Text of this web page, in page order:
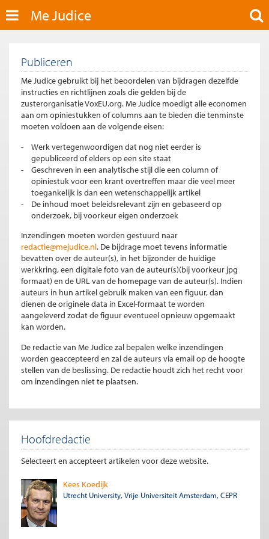
Me Judice
Publiceren
Me Judice gebruikt bij het beoordelen van bijdragen dezelfde
instructies en richtlijnen zoals die gelden bij de
zusterorganisatie VoxEU.org. Me Judice moedigt alle economen
aan om opiniestukken of columns aan te bieden die tenminste
moeten voldoen aan de volgende eisen:
Werk vertegenwoordigen dat nog niet eerder is
gepubliceerd of elders op een site staat
Geschreven in een analytische stijl die een column of
opiniestuk voor een krant overtreffen maar die veel meer
toegankelijk is dan een wetenschappelijk artikel
De inhoud moet beleidsrelevant zijn en gebaseerd op
onderzoek, bij voorkeur eigen onderzoek
Inzendingen moeten worden gestuurd naar
redactie@mejudice.nl. De bijdrage moet tevens informatie
bevatten over de auteur(s), in het bijzonder de huidige
werkkring, een digitale foto van de auteur(s)(bij voorkeur jpg
formaat) en de URL van de homepage van de auteur(s). Indien
auteurs in hun artikel gebruik maken van een figuur, dan
dienen de originele data in Excel-formaat te worden
aangeleverd zodat de figuur eventueel opnieuw opgemaakt
kan worden.
De redactie van Me Judice zal bepalen welke inzendingen
worden geaccepteerd en zal de auteurs via email op de hoogte
stellen van de beslissing. De redactie houdt zich het recht voor
om inzendingen niet te plaatsen.
Hoofdredactie
Selecteert en accepteert artikelen voor deze website.
Kees Koedijk
Utrecht University, Vrije Universiteit Amsterdam, CEPR